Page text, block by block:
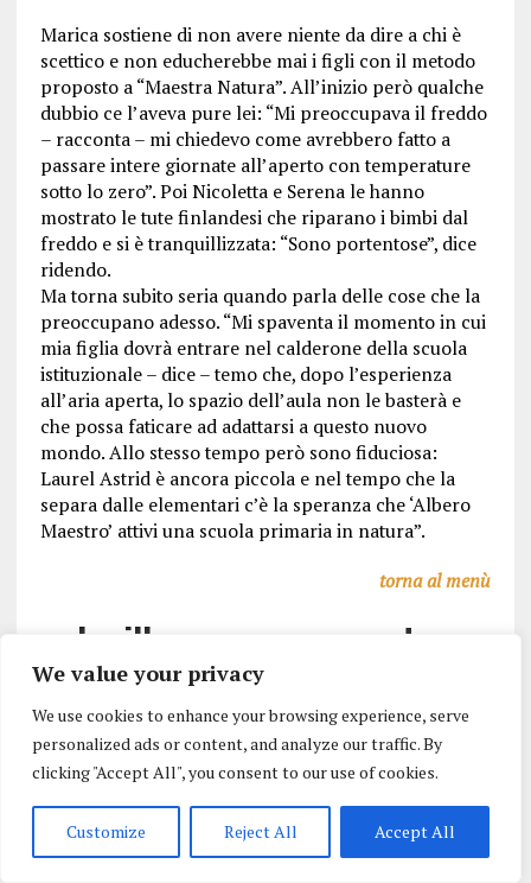
We value your privacy
We use cookies to enhance your browsing experience, serve
personalized ads or content, and analyze our traffic. By
clicking "Accept All", you consent to our use of cookies.
Customize Reject All Accept All
Marica sostiene di non avere niente da dire a chi è
scettico e non educherebbe mai i figli con il metodo
proposto a “Maestra Natura”. All’inizio però qualche
dubbio ce l’aveva pure lei: “Mi preoccupava il freddo
– racconta – mi chiedevo come avrebbero fatto a
passare intere giornate all’aperto con temperature
sotto lo zero”. Poi Nicoletta e Serena le hanno
mostrato le tute finlandesi che riparano i bimbi dal
freddo e si è tranquillizzata: “Sono portentose”, dice
ridendo.
Ma torna subito seria quando parla delle cose che la
preoccupano adesso. “Mi spaventa il momento in cui
mia figlia dovrà entrare nel calderone della scuola
istituzionale – dice – temo che, dopo l’esperienza
all’aria aperta, lo spazio dell’aula non le basterà e
che possa faticare ad adattarsi a questo nuovo
mondo. Allo stesso tempo però sono fiduciosa:
Laurel Astrid è ancora piccola e nel tempo che la
separa dalle elementari c’è la speranza che ‘Albero
Maestro’ attivi una scuola primaria in natura”.
torna al menù
Lucilla, una mamma contro:
“Una bella offerta per Urbino. Ma
preferisco la scuola tradizionale”
Non tutte le mamme di Urbino condividono i principi
di “Albero Maestro”.Lucilla Fabi, avvocato di 42
anni, si trova su posizioni diametralmente opposte
rispetto a quelle di Marica. Anche lei ha una bambina